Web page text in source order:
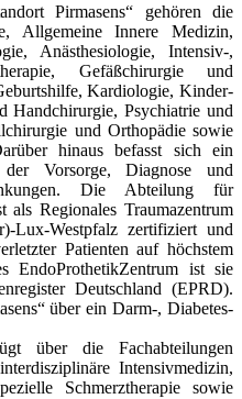
Pirmasens“ gehören die
Allgemeine Innere Medizin,
Anästhesiologie, Intensiv-,
Gefäßchirurgie und
Kardiologie, Kinder-
Handchirurgie, Psychiatrie und
und Orthopädie sowie
hinaus befasst sich ein
Vorsorge, Diagnose und
Die Abteilung für
Regionales Traumazentrum
Lux-Westpfalz zertifiziert und
Patienten auf höchstem
EndoProthetikZentrum ist sie
Deutschland (EPRD).
über ein Darm-, Diabetes-
über die Fachabteilungen
Intensivmedizin,
Schmerztherapie sowie